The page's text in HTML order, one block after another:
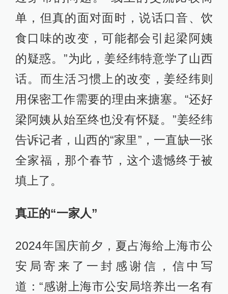
单，但真的面对面时，说话口音、饮
食口味的改变，可能都会引起梁阿姨
的疑惑。”为此，姜经纬特意学了山西
话。而生活习惯上的改变，姜经纬则
用保密工作需要的理由来搪塞。“还好
梁阿姨从始至终也没有怀疑。”姜经纬
告诉记者，山西的“家里”，一直缺一张
全家福，那个春节，这个遗憾终于被
填上了。
真正的“一家人”
2024年国庆前夕，夏占海给上海市公
安局寄来了一封感谢信，信中写
道：“感谢上海市公安局培养出一名有